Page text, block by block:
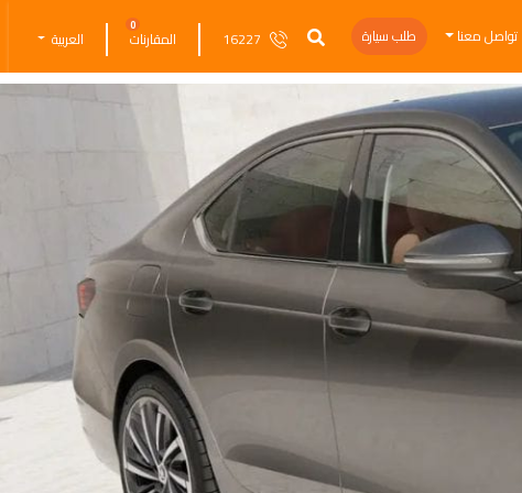
تواصل معنا طلب سيارة 16227 المقارنات
0
العربية